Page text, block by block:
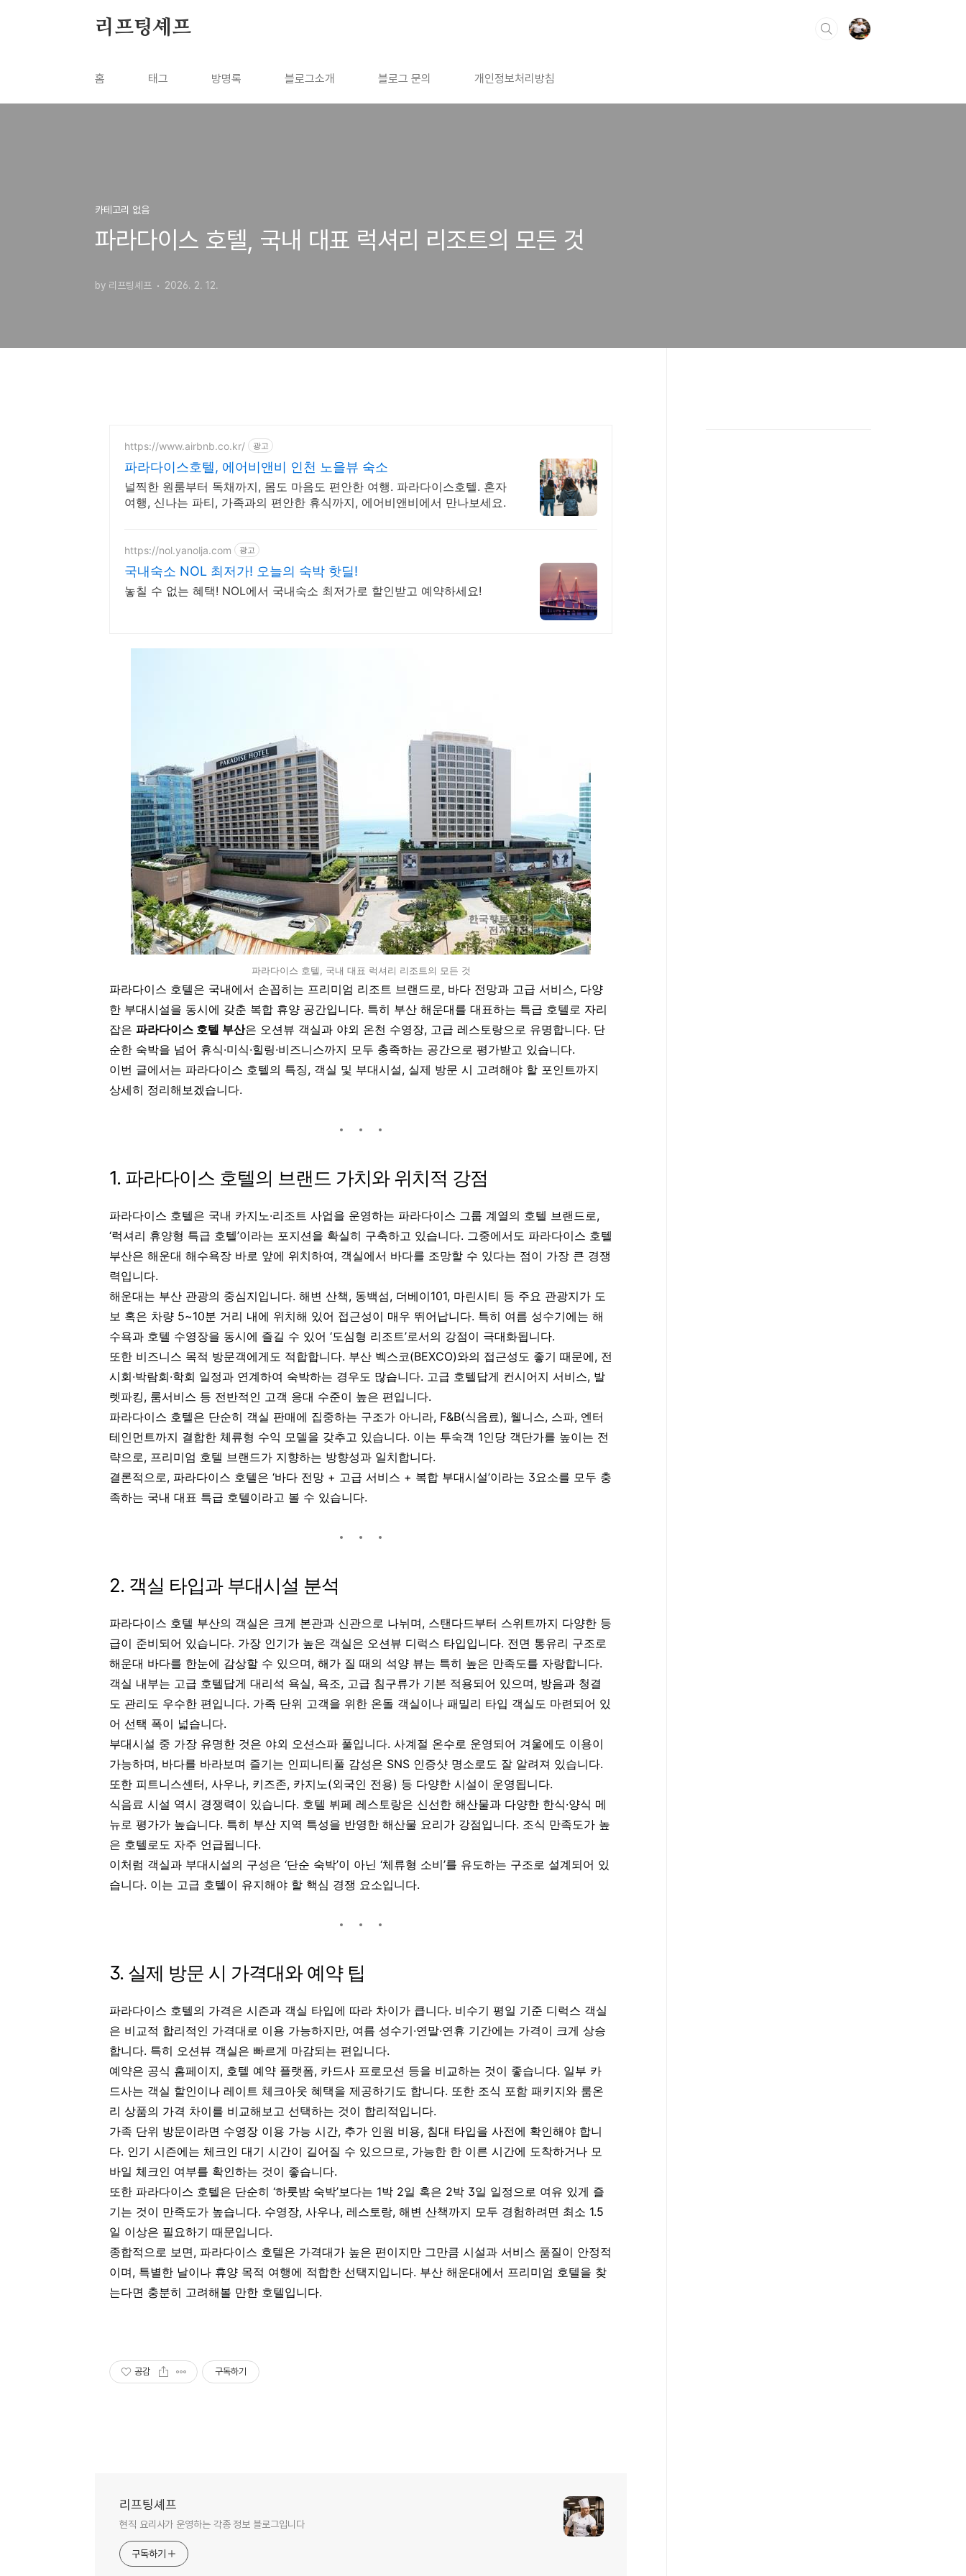
리프팅셰프
홈 태그 방명록 블로그소개 블로그 문의 개인정보처리방침
카테고리 없음
파라다이스 호텔, 국내 대표 럭셔리 리조트의 모든 것
by 리프팅셰프 2026. 2. 12.
https://www.airbnb.co.kr/ 광고
파라다이스호텔, 에어비앤비 인천 노을뷰 숙소
널찍한 원룸부터 독채까지, 몸도 마음도 편안한 여행. 파라다이스호텔. 혼자
여행, 신나는 파티, 가족과의 편안한 휴식까지, 에어비앤비에서 만나보세요.
https://nol.yanolja.com 광고
국내숙소 NOL 최저가! 오늘의 숙박 핫딜!
놓칠 수 없는 혜택! NOL에서 국내숙소 최저가로 할인받고 예약하세요!
파라다이스 호텔, 국내 대표 럭셔리 리조트의 모든 것
파라다이스 호텔은 국내에서 손꼽히는 프리미엄 리조트 브랜드로, 바다 전망과 고급 서비스, 다양
한 부대시설을 동시에 갖춘 복합 휴양 공간입니다. 특히 부산 해운대를 대표하는 특급 호텔로 자리
잡은 파라다이스 호텔 부산은 오션뷰 객실과 야외 온천 수영장, 고급 레스토랑으로 유명합니다. 단
순한 숙박을 넘어 휴식·미식·힐링·비즈니스까지 모두 충족하는 공간으로 평가받고 있습니다.
이번 글에서는 파라다이스 호텔의 특징, 객실 및 부대시설, 실제 방문 시 고려해야 할 포인트까지
상세히 정리해보겠습니다.
1. 파라다이스 호텔의 브랜드 가치와 위치적 강점
파라다이스 호텔은 국내 카지노·리조트 사업을 운영하는 파라다이스 그룹 계열의 호텔 브랜드로,
‘럭셔리 휴양형 특급 호텔’이라는 포지션을 확실히 구축하고 있습니다. 그중에서도 파라다이스 호텔
부산은 해운대 해수욕장 바로 앞에 위치하여, 객실에서 바다를 조망할 수 있다는 점이 가장 큰 경쟁
력입니다.
해운대는 부산 관광의 중심지입니다. 해변 산책, 동백섬, 더베이101, 마린시티 등 주요 관광지가 도
보 혹은 차량 5~10분 거리 내에 위치해 있어 접근성이 매우 뛰어납니다. 특히 여름 성수기에는 해
수욕과 호텔 수영장을 동시에 즐길 수 있어 ‘도심형 리조트’로서의 강점이 극대화됩니다.
또한 비즈니스 목적 방문객에게도 적합합니다. 부산 벡스코(BEXCO)와의 접근성도 좋기 때문에, 전
시회·박람회·학회 일정과 연계하여 숙박하는 경우도 많습니다. 고급 호텔답게 컨시어지 서비스, 발
렛파킹, 룸서비스 등 전반적인 고객 응대 수준이 높은 편입니다.
파라다이스 호텔은 단순히 객실 판매에 집중하는 구조가 아니라, F&B(식음료), 웰니스, 스파, 엔터
테인먼트까지 결합한 체류형 수익 모델을 갖추고 있습니다. 이는 투숙객 1인당 객단가를 높이는 전
략으로, 프리미엄 호텔 브랜드가 지향하는 방향성과 일치합니다.
결론적으로, 파라다이스 호텔은 ‘바다 전망 + 고급 서비스 + 복합 부대시설’이라는 3요소를 모두 충
족하는 국내 대표 특급 호텔이라고 볼 수 있습니다.
2. 객실 타입과 부대시설 분석
파라다이스 호텔 부산의 객실은 크게 본관과 신관으로 나뉘며, 스탠다드부터 스위트까지 다양한 등
급이 준비되어 있습니다. 가장 인기가 높은 객실은 오션뷰 디럭스 타입입니다. 전면 통유리 구조로
해운대 바다를 한눈에 감상할 수 있으며, 해가 질 때의 석양 뷰는 특히 높은 만족도를 자랑합니다.
객실 내부는 고급 호텔답게 대리석 욕실, 욕조, 고급 침구류가 기본 적용되어 있으며, 방음과 청결
도 관리도 우수한 편입니다. 가족 단위 고객을 위한 온돌 객실이나 패밀리 타입 객실도 마련되어 있
어 선택 폭이 넓습니다.
부대시설 중 가장 유명한 것은 야외 오션스파 풀입니다. 사계절 온수로 운영되어 겨울에도 이용이
가능하며, 바다를 바라보며 즐기는 인피니티풀 감성은 SNS 인증샷 명소로도 잘 알려져 있습니다.
또한 피트니스센터, 사우나, 키즈존, 카지노(외국인 전용) 등 다양한 시설이 운영됩니다.
식음료 시설 역시 경쟁력이 있습니다. 호텔 뷔페 레스토랑은 신선한 해산물과 다양한 한식·양식 메
뉴로 평가가 높습니다. 특히 부산 지역 특성을 반영한 해산물 요리가 강점입니다. 조식 만족도가 높
은 호텔로도 자주 언급됩니다.
이처럼 객실과 부대시설의 구성은 ‘단순 숙박’이 아닌 ‘체류형 소비’를 유도하는 구조로 설계되어 있
습니다. 이는 고급 호텔이 유지해야 할 핵심 경쟁 요소입니다.
3. 실제 방문 시 가격대와 예약 팁
파라다이스 호텔의 가격은 시즌과 객실 타입에 따라 차이가 큽니다. 비수기 평일 기준 디럭스 객실
은 비교적 합리적인 가격대로 이용 가능하지만, 여름 성수기·연말·연휴 기간에는 가격이 크게 상승
합니다. 특히 오션뷰 객실은 빠르게 마감되는 편입니다.
예약은 공식 홈페이지, 호텔 예약 플랫폼, 카드사 프로모션 등을 비교하는 것이 좋습니다. 일부 카
드사는 객실 할인이나 레이트 체크아웃 혜택을 제공하기도 합니다. 또한 조식 포함 패키지와 룸온
리 상품의 가격 차이를 비교해보고 선택하는 것이 합리적입니다.
가족 단위 방문이라면 수영장 이용 가능 시간, 추가 인원 비용, 침대 타입을 사전에 확인해야 합니
다. 인기 시즌에는 체크인 대기 시간이 길어질 수 있으므로, 가능한 한 이른 시간에 도착하거나 모
바일 체크인 여부를 확인하는 것이 좋습니다.
또한 파라다이스 호텔은 단순히 ‘하룻밤 숙박’보다는 1박 2일 혹은 2박 3일 일정으로 여유 있게 즐
기는 것이 만족도가 높습니다. 수영장, 사우나, 레스토랑, 해변 산책까지 모두 경험하려면 최소 1.5
일 이상은 필요하기 때문입니다.
종합적으로 보면, 파라다이스 호텔은 가격대가 높은 편이지만 그만큼 시설과 서비스 품질이 안정적
이며, 특별한 날이나 휴양 목적 여행에 적합한 선택지입니다. 부산 해운대에서 프리미엄 호텔을 찾
는다면 충분히 고려해볼 만한 호텔입니다.
공감 구독하기
리프팅셰프
현직 요리사가 운영하는 각종 정보 블로그입니다
구독하기